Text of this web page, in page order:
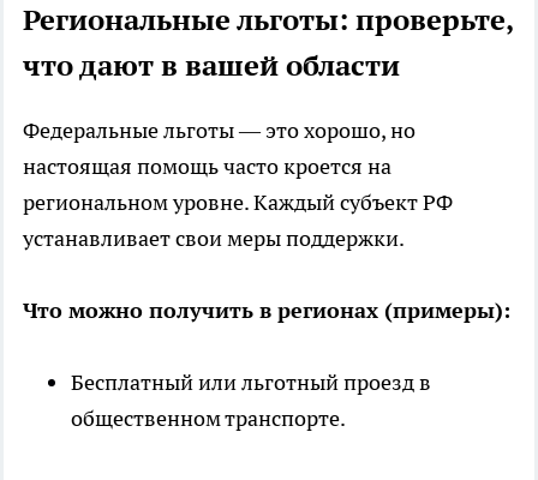
Региональные льготы: проверьте,
что дают в вашей области
Федеральные льготы — это хорошо, но
настоящая помощь часто кроется на
региональном уровне. Каждый субъект РФ
устанавливает свои меры поддержки.
Что можно получить в регионах (примеры):
Бесплатный или льготный проезд в
общественном транспорте.